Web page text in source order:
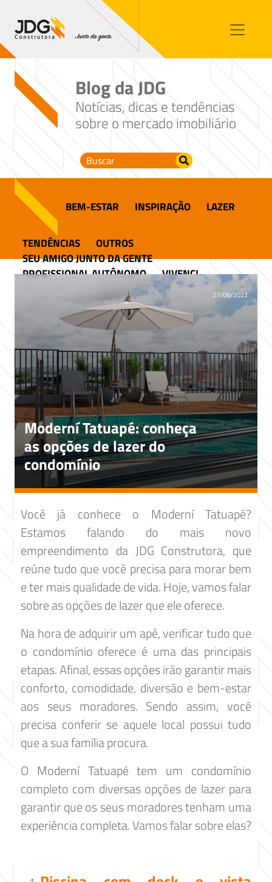
Contato
Sobre nós
Blog
Blog da JDG
Notícias, dicas e tendências
sobre o mercado imobiliário
BEM-ESTAR INSPIRAÇÃO LAZER
TENDÊNCIAS
OUTROS
SEU AMIGO JUNTO DA GENTE
PROFISSIONAL AUTÔNOMO
VIVENCI
Moderní Tatuapé: conheça
as opções de lazer do
condomínio
27/06/2022
Você já conhece o Moderní Tatuapé?
Estamos falando do mais novo
empreendimento da JDG Construtora, que
reúne tudo que você precisa para morar bem
e ter mais qualidade de vida. Hoje, vamos falar
sobre as opções de lazer que ele oferece.
Na hora de adquirir um apê, verificar tudo que
o condomínio oferece é uma das principais
etapas. Afinal, essas opções irão garantir mais
conforto, comodidade, diversão e bem-estar
aos seus moradores. Sendo assim, você
precisa conferir se aquele local possui tudo
que a sua família procura.
O Moderní Tatuapé tem um condomínio
completo com diversas opções de lazer para
garantir que os seus moradores tenham uma
experiência completa. Vamos falar sobre elas?